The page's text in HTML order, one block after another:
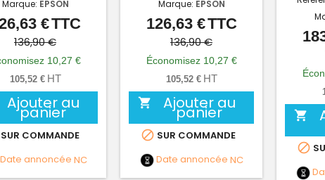
Marque: EPSON
Prix
Prix
de
base
€TTC
136,90 €
10,27 €
105,52 € HT
Ajouter au
panier
SUR COMMANDE
Date annoncée NC
Marque: EPSON
Prix
Prix
de
base
126,63 €TTC
136,90 €
Économisez 10,27 €
105,52 € HT
 Ajouter au
panier
 SUR COMMANDE
Date annoncée NC

